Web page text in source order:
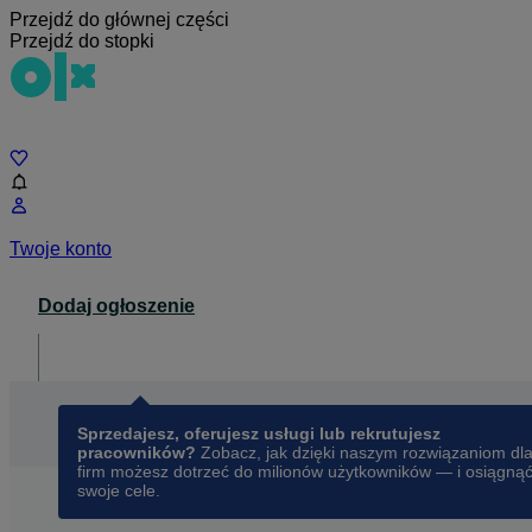
Przejdź do głównej części
Przejdź do stopki
Twoje konto
Dodaj ogłoszenie
Sprzedajesz, oferujesz usługi lub rekrutujesz
pracowników? Zobacz, jak dzięki naszym rozwiązaniom dla
firm możesz dotrzeć do milionów użytkowników — i osiągnąć
swoje cele.